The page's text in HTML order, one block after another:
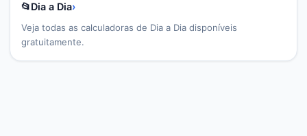
📂Dia a Dia›
Veja todas as calculadoras de Dia a Dia disponíveis
gratuitamente.